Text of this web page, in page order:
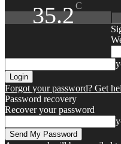
35.2C
Forgot your password? Get
Password recovery
Recover your password